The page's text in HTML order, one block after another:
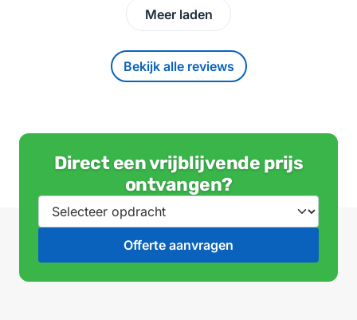
Meer laden
Bekijk alle reviews
Direct een vrijblijvende prijs
ontvangen?